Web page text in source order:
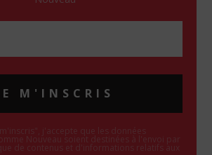
M'INSCRIS
j'accepte que les données
Nouveau soient destinées à l'envoi par
de contenus et d'informations relatifs aux